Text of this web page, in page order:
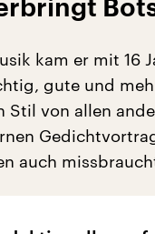
kam er mit 16
gute und
Stil von allen
auch